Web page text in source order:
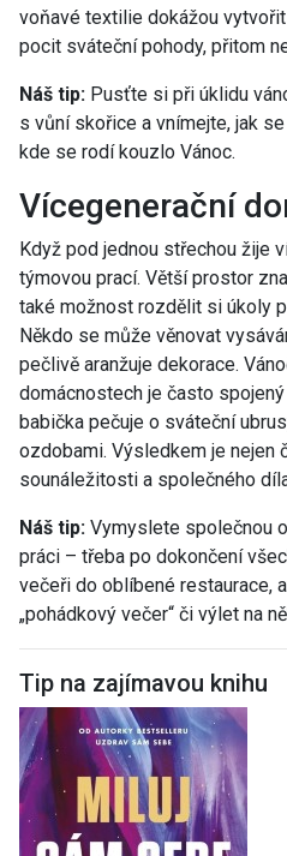
voňavé textilie dokážou
pocit sváteční pohody, přitom
Náš tip: Pusťte si při úklidu
s vůní skořice a vnímejte, jak
kde se rodí kouzlo Vánoc.
Vícegenerační
Když pod jednou střechou žije
týmovou prací. Větší prostor
také možnost rozdělit si úkoly
Někdo se může věnovat
pečlivě aranžuje dekorace.
domácnostech je často
babička pečuje o sváteční
ozdobami. Výsledkem je nejen
sounáležitosti a společného
Náš tip: Vymyslete společnou
práci – třeba po dokončení
večeři do oblíbené restaurace,
„pohádkový večer“ či výlet na
Tip na zajímavou knihu